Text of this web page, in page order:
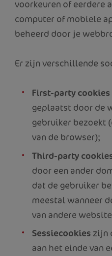
voorkeuren of eerdere
computer of mobiele
beheerd door je
Er zijn verschillende
First-party cookies
geplaatst door de
gebruiker bezoekt
van de browser);
Third-party
door een ander
dat de gebruiker
meestal wanneer
van andere
Sessiecookies zijn
aan het einde van